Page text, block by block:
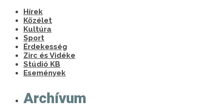
Hírek
Közélet
Kultúra
Sport
Érdekesség
Zirc és Vidéke
Stúdió KB
Események
Archívum